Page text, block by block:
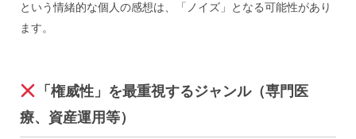
という情緒的な個人の感想は、「ノイズ」となる可能性があり
ます。
「権威性」を最重視するジャンル（専門医
療、資産運用等）